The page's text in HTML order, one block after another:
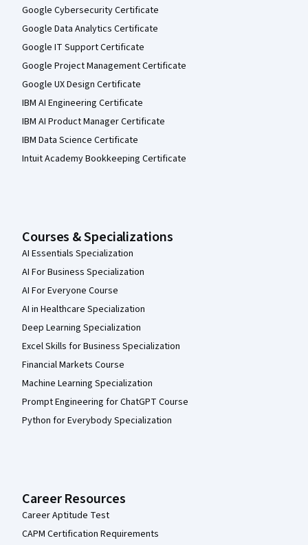
Google Cybersecurity Certificate
Google Data Analytics Certificate
Google IT Support Certificate
Google Project Management Certificate
Google UX Design Certificate
IBM AI Engineering Certificate
IBM AI Product Manager Certificate
IBM Data Science Certificate
Intuit Academy Bookkeeping Certificate
Courses & Specializations
AI Essentials Specialization
AI For Business Specialization
AI For Everyone Course
AI in Healthcare Specialization
Deep Learning Specialization
Excel Skills for Business Specialization
Financial Markets Course
Machine Learning Specialization
Prompt Engineering for ChatGPT Course
Python for Everybody Specialization
Career Resources
Career Aptitude Test
CAPM Certification Requirements